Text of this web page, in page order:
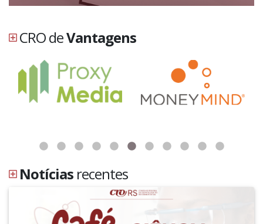
CRO deVantagens
Notícias recentes